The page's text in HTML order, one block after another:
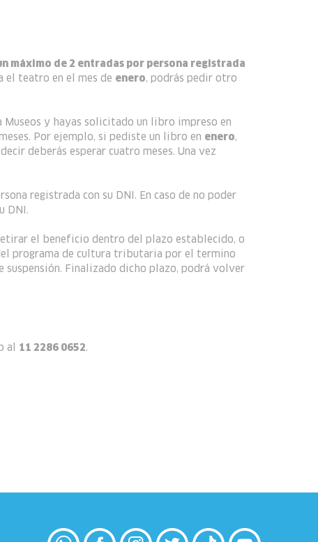
máximo de 2 entradas por persona registrada
el teatro en el mes de enero, podrás pedir otro
Museos y hayas solicitado un libro impreso en
Por ejemplo, si pediste un libro en enero,
deberás esperar cuatro meses. Una vez
registrada con su DNI. En caso de no poder
DNI.
el beneficio dentro del plazo establecido, o
programa de cultura tributaria por el termino
suspensión. Finalizado dicho plazo, podrá volver
al 11 2286 0652.